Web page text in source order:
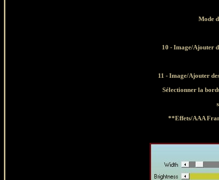
Mode
10 - Image/Ajouter
11 - Image/Ajouter
Sélectionner la
**Effets/AAA